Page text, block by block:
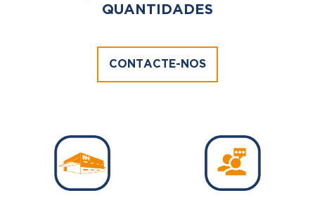
QUANTIDADES
CONTACTE-NOS